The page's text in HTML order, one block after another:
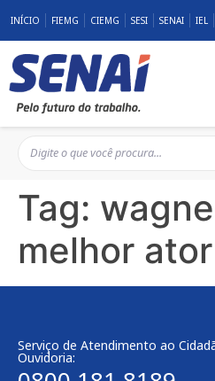
INÍCIO FIEMG CIEMG SESI SENAI IEL
Tag:
melhor ator
Serviço de Atendimento ao
Ouvidoria: